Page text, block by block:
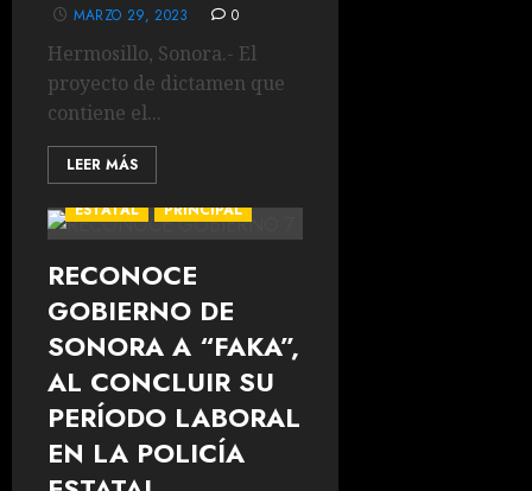
MARZO 29, 2023 0
Hermosillo, Sonora.- El
proyecto de dictamen que
contiene el...
LEER MÁS
ESTATAL PRINCIPAL
RECONOCE
GOBIERNO DE
SONORA A “FAKA”,
AL CONCLUIR SU
PERÍODO LABORAL
EN LA POLICÍA